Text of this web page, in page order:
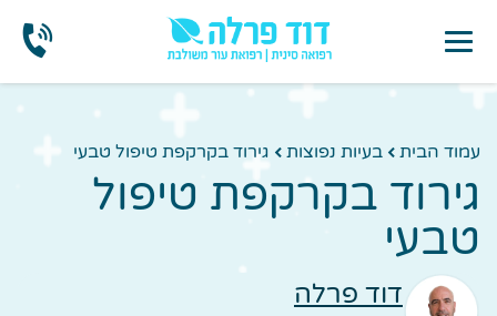
עמוד הבית בעיות נפוצות גירוד בקרקפת טיפול טבעי
גירוד בקרקפת טיפול
טבעי
דוד פרלה